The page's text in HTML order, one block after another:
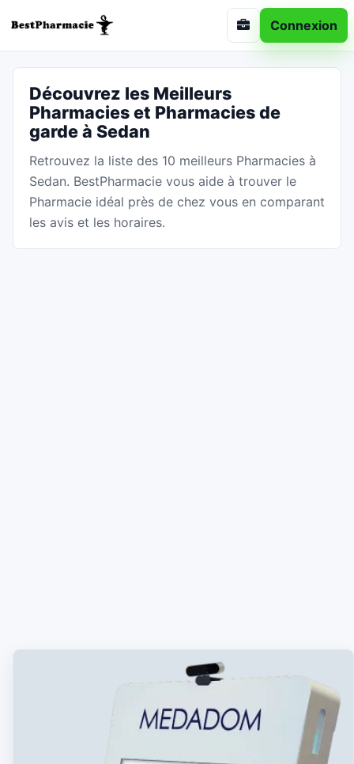
Connexion
Découvrez les Meilleurs
Pharmacies et Pharmacies de
garde à Sedan
Retrouvez la liste des 10 meilleurs Pharmacies à
Sedan. BestPharmacie vous aide à trouver le
Pharmacie idéal près de chez vous en comparant
les avis et les horaires.